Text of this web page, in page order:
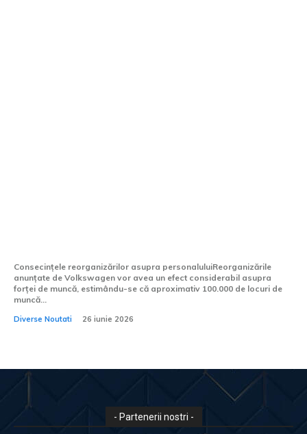
Consecințele reorganizărilor asupra personaluluiReorganizările
anunțate de Volkswagen vor avea un efect considerabil asupra
forței de muncă, estimându-se că aproximativ 100.000 de locuri de
muncă...
Diverse Noutati 26 iunie 2026
- Partenerii nostri -